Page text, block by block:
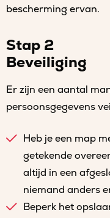
bescherming ervan.
Stap 2
Beveiliging
Er zijn een aantal
persoonsgegevens
Heb je een map
getekende
altijd in een
niemand anders
Beperk het